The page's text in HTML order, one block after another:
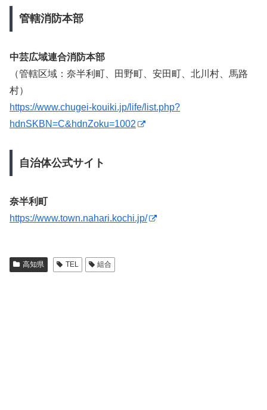
管轄消防本部
中芸広域連合消防本部
（管轄区域：奈半利町、田野町、安田町、北川村、馬路
村）
https://www.chugei-kouiki.jp/life/list.php?
hdnSKBN=C&hdnZoku=1002
自治体公式サイト
奈半利町
https://www.town.nahari.kochi.jp/
高知県 TEL 組合